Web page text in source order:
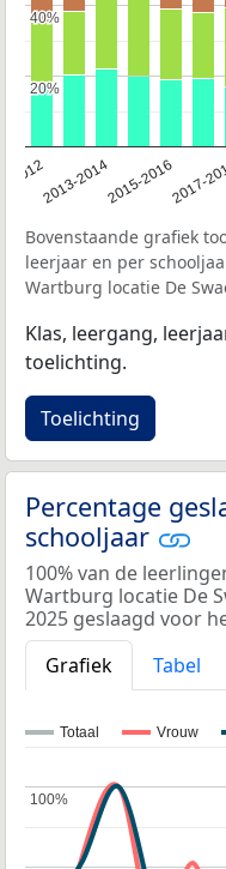
20122013-20142015-20162017-
20%
20%
40%
40%
Bovenstaande grafiek
leerjaar en per
Wartburg locatie De
Klas, leergang,
toelichting.
Toelichting
Percentage
schooljaar
100% van de
Wartburg locatie De
2025 geslaagd voor
Grafiek
Tabel
Totaal Vrouw
100%
100%